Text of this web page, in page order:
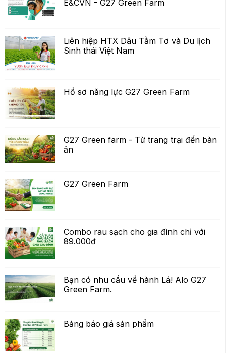
E&CVN - G27 Green Farm
Liên hiệp HTX Dâu Tằm Tơ và Du lịch
Sinh thái Việt Nam
Hồ sơ năng lực G27 Green Farm
G27 Green farm - Từ trang trại đến bàn
ăn
G27 Green Farm
Combo rau sạch cho gia đình chỉ với
89.000đ
Bạn có nhu cầu về hành Lá! Alo G27
Green Farm.
Bảng báo giá sản phẩm